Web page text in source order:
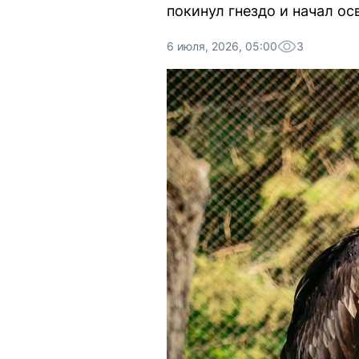
покинул гнездо и начал
6 июля, 2026, 05:00 3